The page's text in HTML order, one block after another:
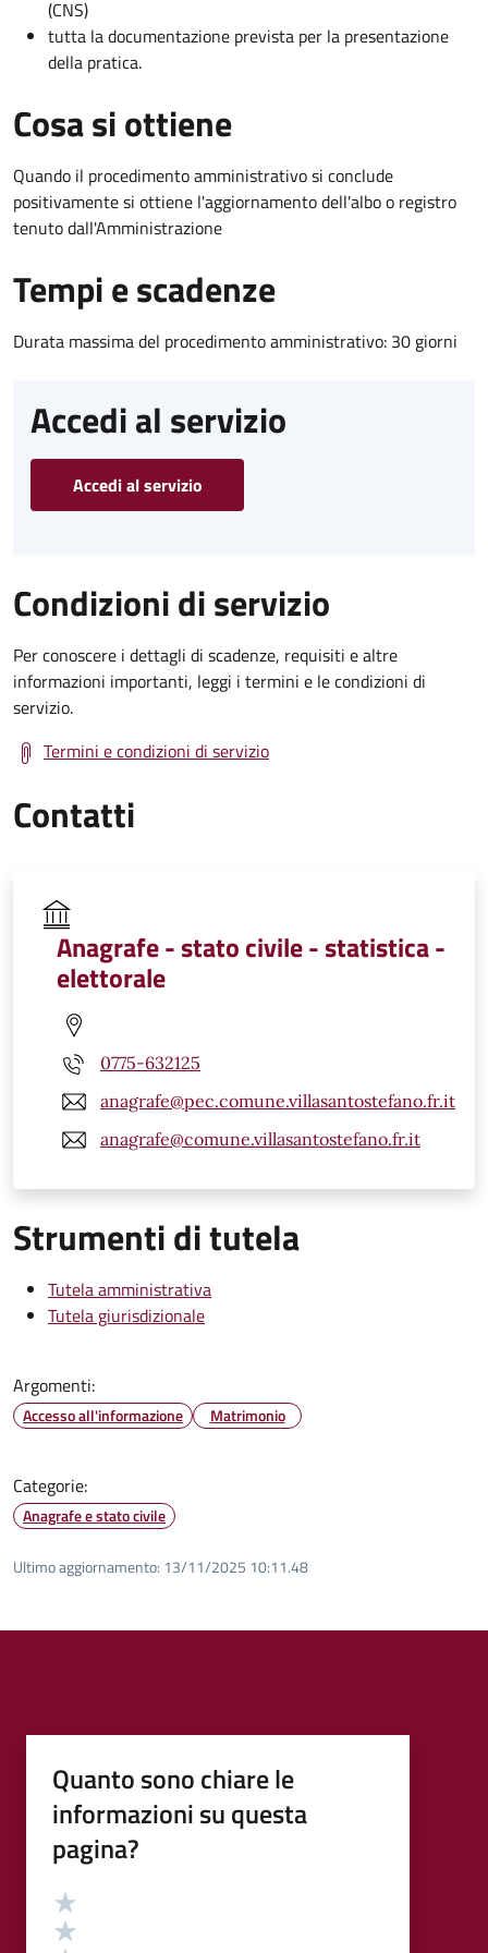
(CNS)
tutta la documentazione prevista per la presentazione
della pratica.
Cosa si ottiene
Quando il procedimento amministrativo si conclude
positivamente si ottiene l'aggiornamento dell'albo o registro
tenuto dall'Amministrazione
Tempi e scadenze
Durata massima del procedimento amministrativo: 30 giorni
Accedi al servizio
Accedi al servizio
Condizioni di servizio
Per conoscere i dettagli di scadenze, requisiti e altre
informazioni importanti, leggi i termini e le condizioni di
servizio.
Termini e condizioni di servizio
Contatti
Anagrafe - stato civile - statistica -
elettorale
0775-632125
anagrafe@pec.comune.villasantostefano.fr.it
anagrafe@comune.villasantostefano.fr.it
Strumenti di tutela
Tutela amministrativa
Tutela giurisdizionale
Argomenti:
Accesso all'informazione Matrimonio
Categorie:
Anagrafe e stato civile
Ultimo aggiornamento: 13/11/2025 10:11.48
Quanto sono chiare le
informazioni su questa
pagina?
Valutazione